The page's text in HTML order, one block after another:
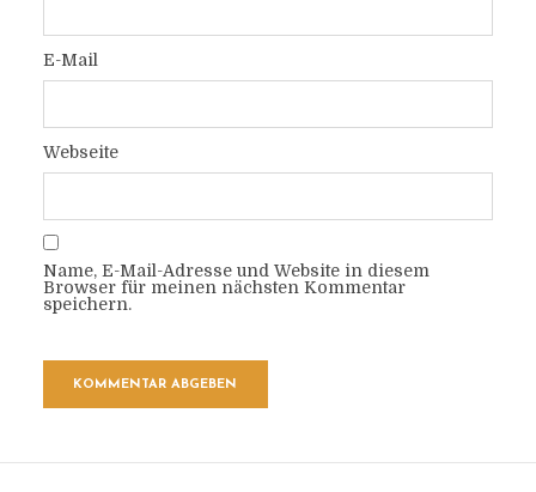
E-Mail
Webseite
Name, E-Mail-Adresse und Website in diesem
Browser für meinen nächsten Kommentar
speichern.